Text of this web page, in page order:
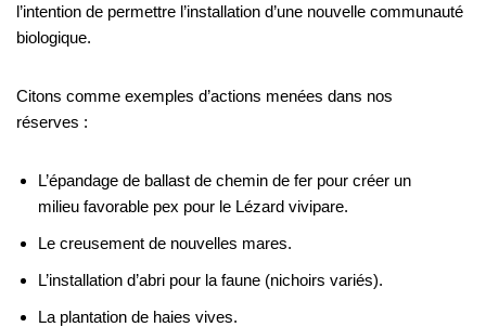
l’intention de permettre l’installation d’une nouvelle communauté
biologique.
Citons comme exemples d’actions menées dans nos
réserves :
L’épandage de ballast de chemin de fer pour créer un
milieu favorable pex pour le Lézard vivipare.
Le creusement de nouvelles mares.
L’installation d’abri pour la faune (nichoirs variés).
La plantation de haies vives.